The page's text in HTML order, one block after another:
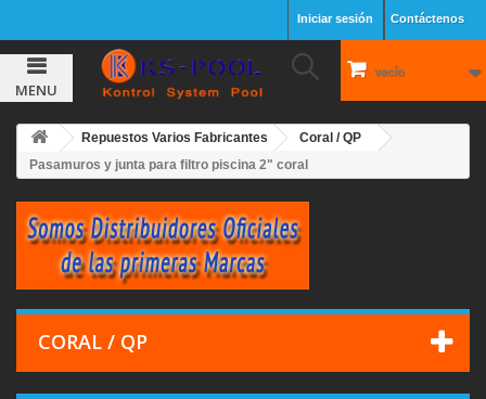
Contáctenos
Iniciar sesión
vacío
MENU
Repuestos Varios Fabricantes
Coral / QP
Pasamuros y junta para filtro piscina 2" coral
CORAL / QP